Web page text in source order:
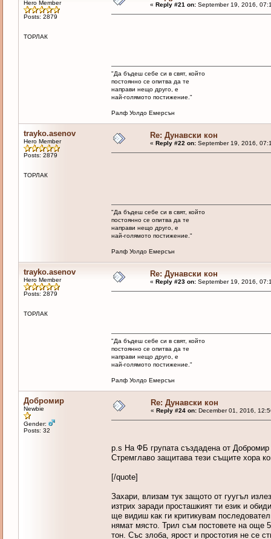
Hero Member
Posts: 2879
ТОРЛАК
« Reply #21 on:September 19, 2016,
"Да бъдеш себе си в свят, който
постоянно се опитва да те
направи нещо друго, е
най-голямото постижение."
Ралф Уолдо Емерсън
trayko.asenov
Hero Member
Posts: 2879
ТОРЛАК
Re: Дунавски кон
« Reply #22 on:September 19, 2016,
"Да бъдеш себе си в свят, който
постоянно се опитва да те
направи нещо друго, е
най-голямото постижение."
Ралф Уолдо Емерсън
trayko.asenov
Hero Member
Posts: 2879
ТОРЛАК
Re: Дунавски кон
« Reply #23 on:September 19, 2016,
"Да бъдеш себе си в свят, който
постоянно се опитва да те
направи нещо друго, е
най-голямото постижение."
Ралф Уолдо Емерсън
Добромир
Newbie
Gender:
Posts: 32
Re: Дунавски кон
« Reply #24 on:December 01, 2016,
p.s На ФБ групата създадена от Добромир
Стремглаво защитава тези същите хора
[/quote]
Захари, влизам тук защото от гуугъл
изтрих заради просташкият ти език и
ще видиш как ги критикувам
нямат място. Трил съм постовете на още
тон. Със злоба, ярост и простотия не се